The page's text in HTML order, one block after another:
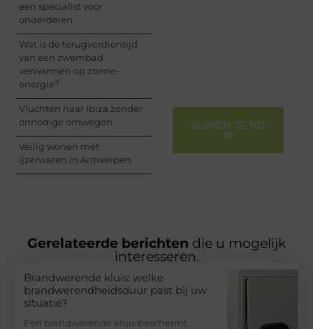
een specialist voor
onderdelen
Wat is de terugverdientijd
van een zwembad
verwarmen op zonne-
energie?
Vluchten naar Ibiza zonder
onnodige omwegen
Veilig wonen met
ijzerwaren in Antwerpen
SCHRIJF JE NU
IN
Gerelateerde berichten die u mogelijk
interesseren.
Brandwerende kluis: welke
brandwerendheidsduur past bij uw
situatie?
Een brandwerende kluis beschermt